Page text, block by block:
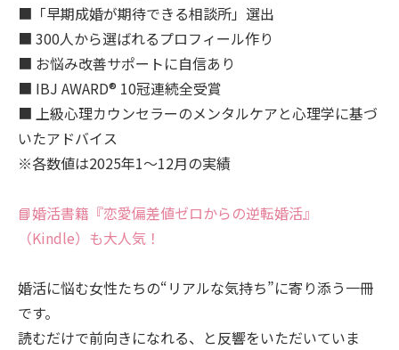
■「早期成婚が期待できる相談所」選出
■ 300人から選ばれるプロフィール作り
■ お悩み改善サポートに自信あり
■ IBJ AWARD® 10冠連続全受賞
■ 上級心理カウンセラーのメンタルケアと心理学に基づ
いたアドバイス
※各数値は2025年1～12月の実績
📘婚活書籍『恋愛偏差値ゼロからの逆転婚活』
（Kindle）も大人気！
婚活に悩む女性たちの“リアルな気持ち”に寄り添う一冊
です。
読むだけで前向きになれる、と反響をいただいていま